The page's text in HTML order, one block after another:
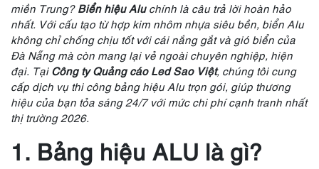
miền Trung? Biển hiệu Aluchính là câu trả lời hoàn hảo
nhất. Với cấu tạo từ hợp kim nhôm nhựa siêu bền, biển Alu
không chỉ chống chịu tốt với cái nắng gắt và gió biển của
Đà Nẵng mà còn mang lại vẻ ngoài chuyên nghiệp, hiện
đại. Tại Công ty Quảng cáo Led Sao Việt, chúng tôi cung
cấp dịch vụ thi công bảng hiệu Alu trọn gói, giúp thương
hiệu của bạn tỏa sáng 24/7 với mức chi phí cạnh tranh nhất
thị trường 2026.
1. Bảng hiệu ALU là gì?